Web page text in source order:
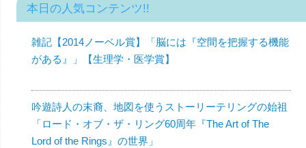
本日の人気コンテンツ!!
雑記【2014ノーベル賞】「脳には『空間を把握する機能
がある』」【生理学・医学賞】
吟遊詩人の末裔、地図を使うストーリーテリングの始祖
「ロード・オブ・ザ・リング60周年『The Art of The
Lord of the Rings』の世界」